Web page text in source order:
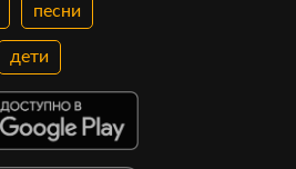
песни
дети